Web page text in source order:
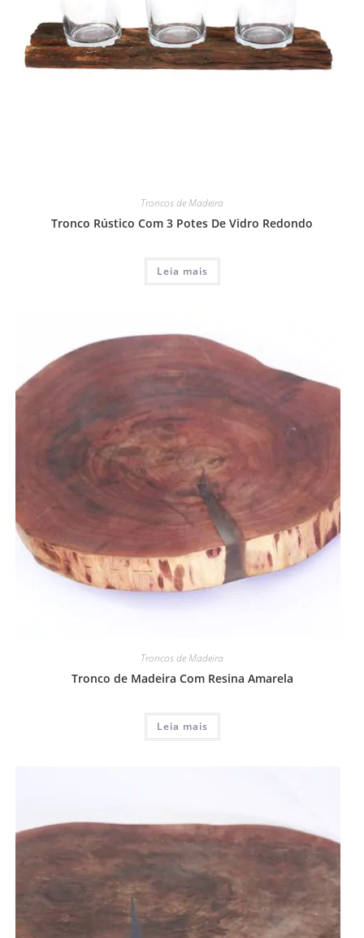
Troncos de Madeira
Tronco Rústico Com 3 Potes De Vidro Redondo
Leia mais
Troncos de Madeira
Tronco de Madeira Com Resina Amarela
Leia mais